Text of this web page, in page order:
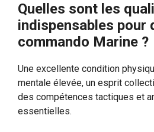
Quelles sont les
indispensables pour
commando Marine ?
Une excellente condition
mentale élevée, un esprit
des compétences tactiques et
essentielles.